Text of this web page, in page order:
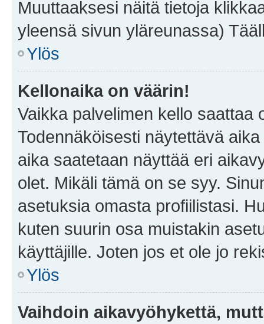
Muuttaaksesi näitä tietoja
yleensä sivun yläreunassa)
Ylös
Kellonaika on väärin!
Vaikka palvelimen kello saattaa
Todennäköisesti näytettävä
aika saatetaan näyttää eri
olet. Mikäli tämä on se syy.
asetuksia omasta profiilistasi.
kuten suurin osa muistakin
käyttäjille. Joten jos et ole jo
Ylös
Vaihdoin aikavyöhykettä,